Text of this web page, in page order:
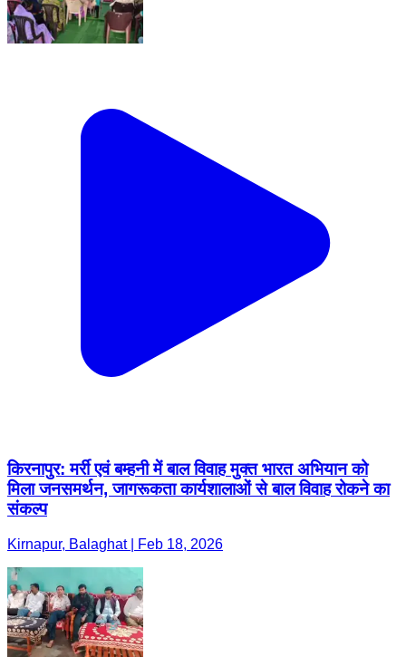
किरनापुर: मर्री एवं बम्हनी में बाल विवाह मुक्त भारत अभियान को
मिला जनसमर्थन, जागरूकता कार्यशालाओं से बाल विवाह रोकने का
संकल्प
Kirnapur, Balaghat | Feb 18, 2026